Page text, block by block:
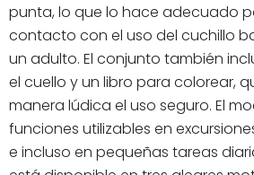
punta, lo que lo hace adecuado
contacto con el uso del cuchillo
un adulto. El conjunto también
el cuello y un libro para colorear,
manera lúdica el uso seguro. El
funciones utilizables en
e incluso en pequeñas tareas